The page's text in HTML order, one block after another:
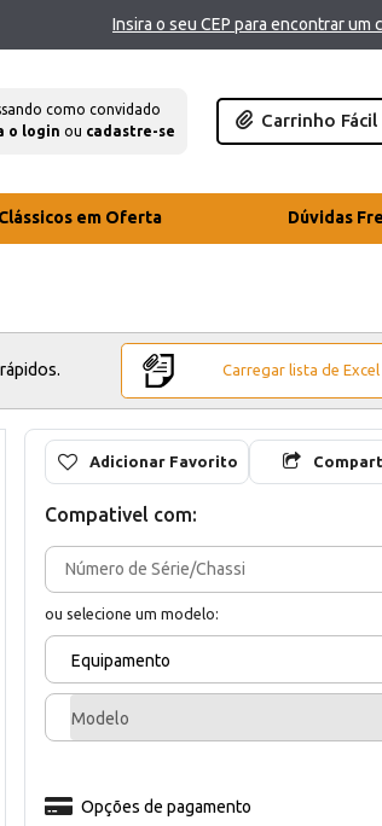
Insira o seu CEP para encontrar um
como convidado
o login ou cadastre-se
Carrinho Fácil
Clássicos em Oferta Dúvidas
Carregar lista de Excel
Adicionar Favorito
Compativel com:
ou selecione um modelo:
Equipamento
Modelo
Opções de pagamento